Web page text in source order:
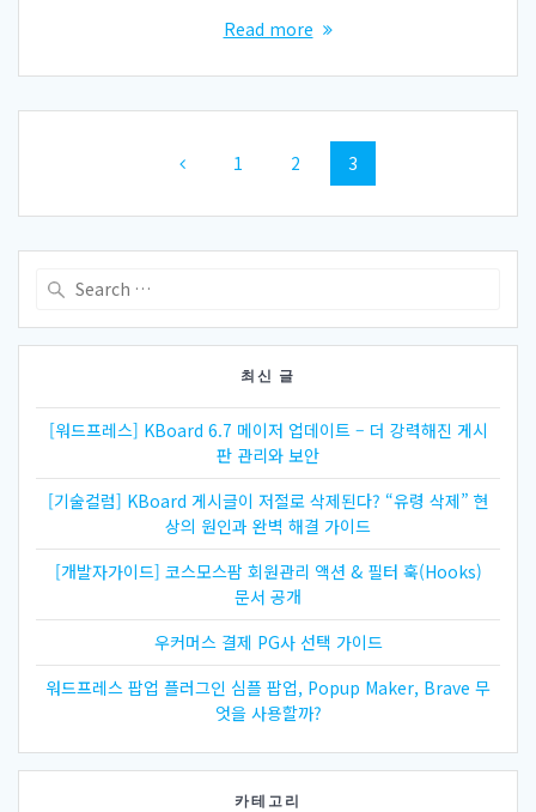
Read more
navigation
Page
1 Page
2 Page
3
최신 글
[워드프레스] KBoard 6.7 메이저 업데이트 – 더 강력해진 게시
판 관리와 보안
[기술컬럼] KBoard 게시글이 저절로 삭제된다? “유령 삭제” 현
상의 원인과 완벽 해결 가이드
[개발자가이드] 코스모스팜 회원관리 액션 & 필터 훅(Hooks)
문서 공개
우커머스 결제 PG사 선택 가이드
워드프레스 팝업 플러그인 심플 팝업, Popup Maker, Brave 무
엇을 사용할까?
카테고리